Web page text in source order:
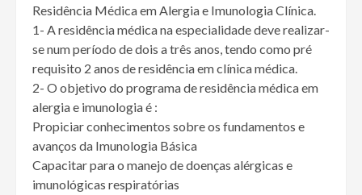
Residência Médica em Alergia e Imunologia Clínica.
1- A residência médica na especialidade deve realizar-
se num período de dois a três anos, tendo como pré
requisito 2 anos de residência em clínica médica.
2- O objetivo do programa de residência médica em
alergia e imunologia é :
Propiciar conhecimentos sobre os fundamentos e
avanços da Imunologia Básica
Capacitar para o manejo de doenças alérgicas e
imunológicas respiratórias